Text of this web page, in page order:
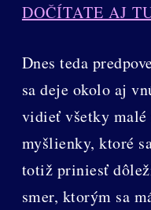
DOČÍTATE AJ
Dnes teda
sa deje okolo aj
vidieť všetky malé
myšlienky, ktoré
totiž priniesť
smer, ktorým sa